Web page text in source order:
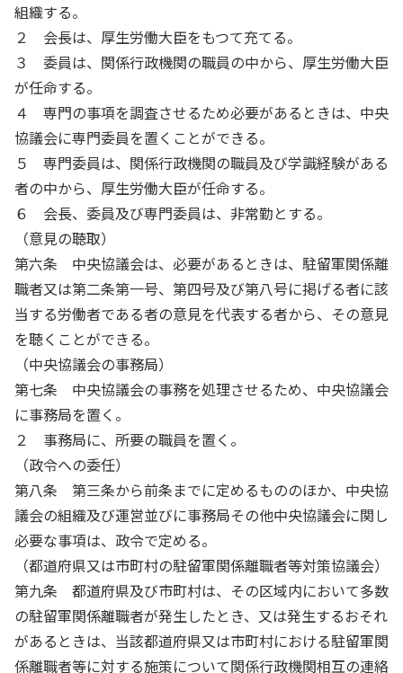
組織する。
２ 会長は、厚生労働大臣をもつて充てる。
３ 委員は、関係行政機関の職員の中から、厚生労働大臣
が任命する。
４ 専門の事項を調査させるため必要があるときは、中央
協議会に専門委員を置くことができる。
５ 専門委員は、関係行政機関の職員及び学識経験がある
者の中から、厚生労働大臣が任命する。
６ 会長、委員及び専門委員は、非常勤とする。
（意見の聴取）
第六条 中央協議会は、必要があるときは、駐留軍関係離
職者又は第二条第一号、第四号及び第八号に掲げる者に該
当する労働者である者の意見を代表する者から、その意見
を聴くことができる。
（中央協議会の事務局）
第七条 中央協議会の事務を処理させるため、中央協議会
に事務局を置く。
２ 事務局に、所要の職員を置く。
（政令への委任）
第八条 第三条から前条までに定めるもののほか、中央協
議会の組織及び運営並びに事務局その他中央協議会に関し
必要な事項は、政令で定める。
（都道府県又は市町村の駐留軍関係離職者等対策協議会）
第九条 都道府県及び市町村は、その区域内において多数
の駐留軍関係離職者が発生したとき、又は発生するおそれ
があるときは、当該都道府県又は市町村における駐留軍関
係離職者等に対する施策について関係行政機関相互の連絡